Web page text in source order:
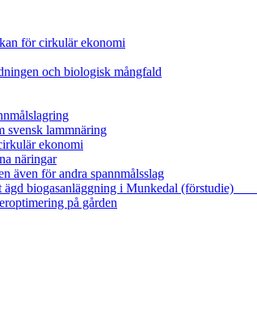
för cirkulär ekonomi
och biologisk mångfald
svensk lammnäring
ekonomi
näringar
även för andra spannmålsslag
ägd biogasanläggning i Munkedal (förstudie)
på gården